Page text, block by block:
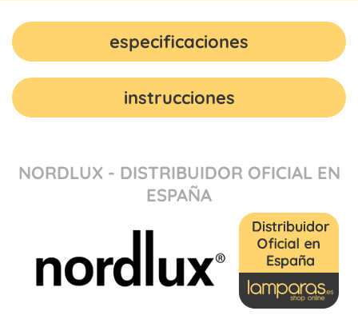
especificaciones
instrucciones
NORDLUX - DISTRIBUIDOR OFICIAL EN
ESPAÑA